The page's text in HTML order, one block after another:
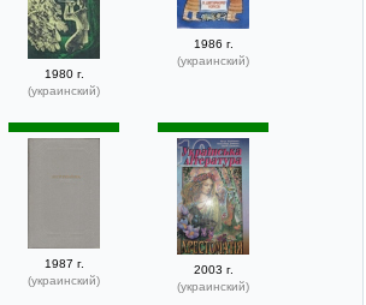
1980 г.
(украинский)
1986 г.
(украинский)
1987 г.
(украинский)
2003 г.
(украинский)